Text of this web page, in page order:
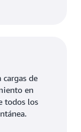
de
en
todos los